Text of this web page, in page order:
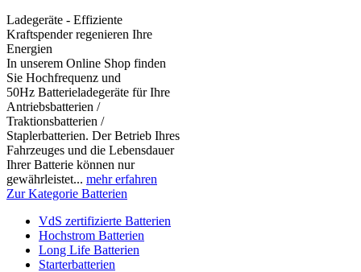
Ladegeräte - Effiziente
Kraftspender regenieren Ihre
Energien
In unserem Online Shop finden
Sie Hochfrequenz und
50Hz Batterieladegeräte für Ihre
Antriebsbatterien /
Traktionsbatterien /
Staplerbatterien. Der Betrieb Ihres
Fahrzeuges und die Lebensdauer
Ihrer Batterie können nur
gewährleistet... mehr erfahren
Zur Kategorie Batterien
VdS zertifizierte Batterien
Hochstrom Batterien
Long Life Batterien
Starterbatterien